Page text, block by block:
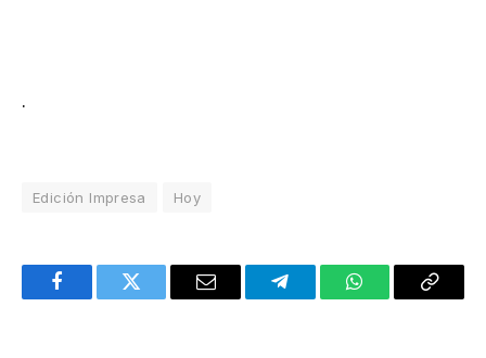
.
Edición Impresa Hoy
FacebookTwitter Email TelegramWhatsAppCopy